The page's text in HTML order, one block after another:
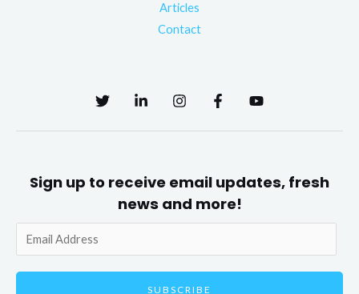
Articles
Contact
Sign up to receive email updates, fresh
news and more!
SUBSCRIBE